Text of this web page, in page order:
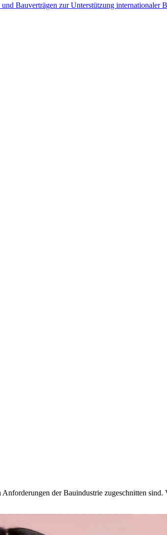
Bauverträgen zur Unterstützung internationaler
der Bauindustrie zugeschnitten